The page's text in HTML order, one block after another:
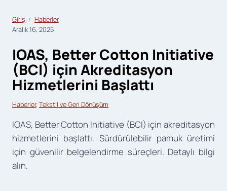
Giriş
Haberler
Aralık 16, 2025
IOAS, Better Cotton Initiative
(BCI) için Akreditasyon
Hizmetlerini Başlattı
Haberler, Tekstil ve Geri Dönüşüm
IOAS, Better Cotton Initiative (BCI) için akreditasyon
hizmetlerini başlattı. Sürdürülebilir pamuk üretimi
için güvenilir belgelendirme süreçleri. Detaylı bilgi
alın.